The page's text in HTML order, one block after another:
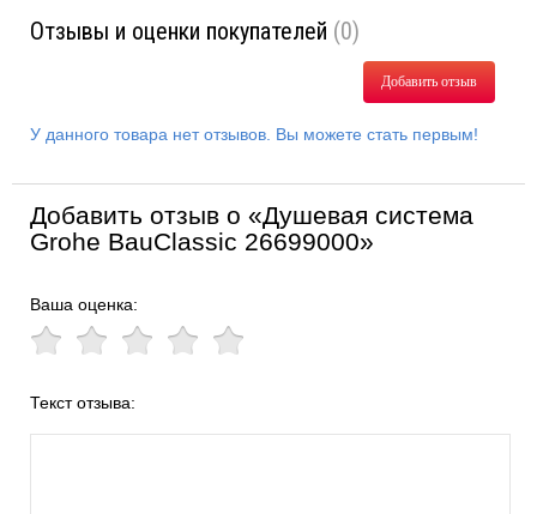
Отзывы и оценки покупателей (0)
Добавить отзыв
У данного товара нет отзывов. Вы можете стать первым!
Добавить отзыв о «Душевая система
Grohe BauClassic 26699000»
Ваша оценка:
Текст отзыва: